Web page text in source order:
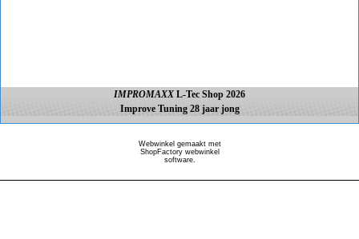
IMPROMAXX L-Tec Shop 2026
Improve Tuning 28 jaar jong
Webwinkel gemaakt met
ShopFactory webwinkel
software.